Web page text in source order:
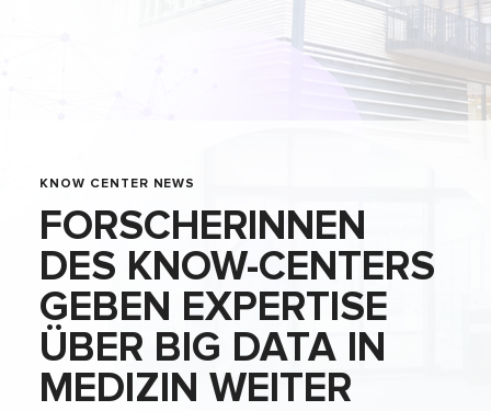
KNOW CENTER NEWS
FORSCHERINNEN
DES KNOW-CENTERS
GEBEN EXPERTISE
ÜBER BIG DATA IN
MEDIZIN WEITER